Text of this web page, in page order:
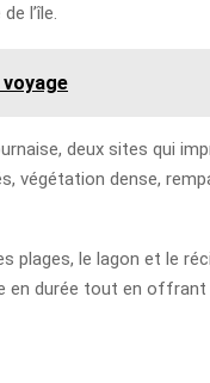
l’île.
deux sites qui
végétation dense,
le lagon et le
durée tout en